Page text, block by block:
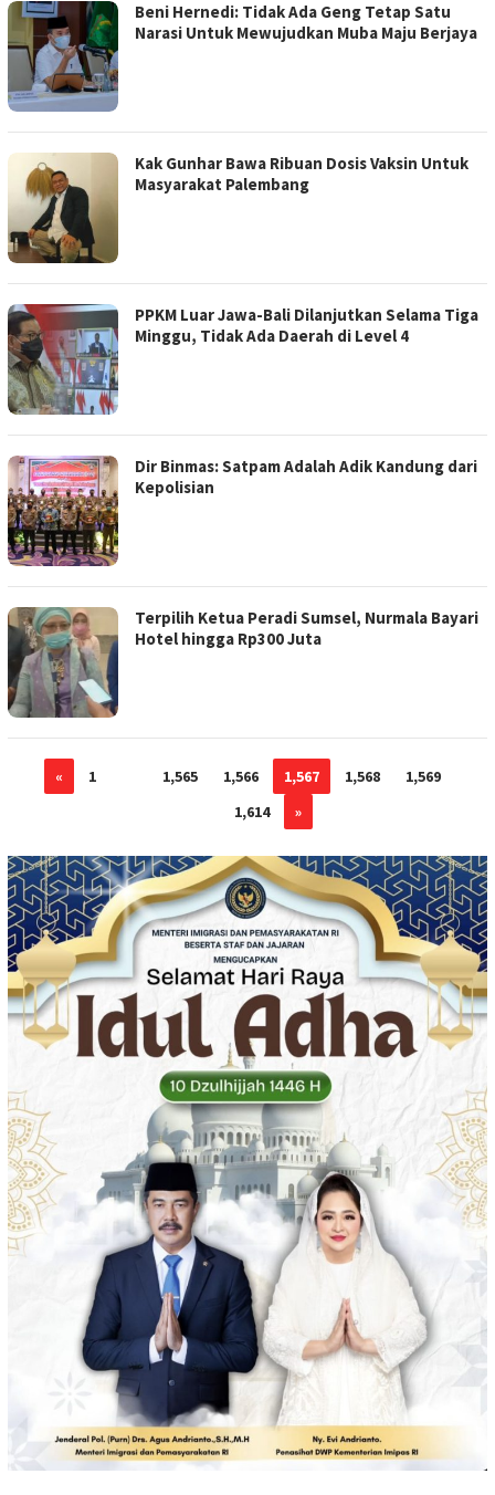
Beni Hernedi: Tidak Ada Geng Tetap Satu
Narasi Untuk Mewujudkan Muba Maju Berjaya
Kak Gunhar Bawa Ribuan Dosis Vaksin Untuk
Masyarakat Palembang
PPKM Luar Jawa-Bali Dilanjutkan Selama Tiga
Minggu, Tidak Ada Daerah di Level 4
Dir Binmas: Satpam Adalah Adik Kandung dari
Kepolisian
Terpilih Ketua Peradi Sumsel, Nurmala Bayari
Hotel hingga Rp300 Juta
« 1 1,565 1,566 1,567 1,568
1,569
1,614 »